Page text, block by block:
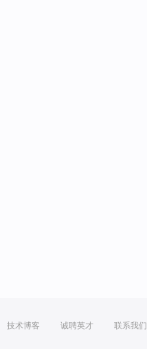
技术博客 诚聘英才 联系我们